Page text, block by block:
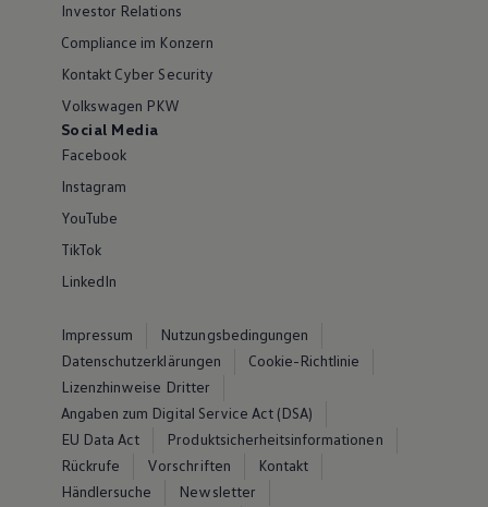
Investor Relations
Compliance im Konzern
Kontakt Cyber Security
Volkswagen PKW
Social Media
Facebook
Instagram
YouTube
TikTok
LinkedIn
Impressum
Nutzungsbedingungen
Datenschutzerklärungen
Cookie-Richtlinie
Lizenzhinweise Dritter
Angaben zum Digital Service Act (DSA)
EU Data Act
Produktsicherheitsinformationen
Rückrufe
Vorschriften
Kontakt
Händlersuche
Newsletter